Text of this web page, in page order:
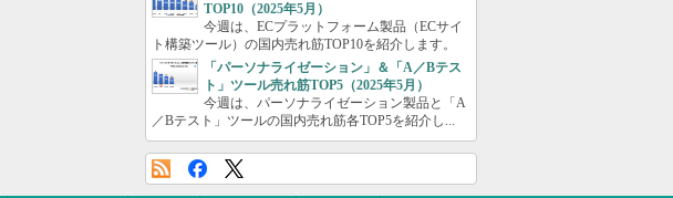
TOP10（2025年5月）
今週は、ECプラットフォーム製品（ECサイ
ト構築ツール）の国内売れ筋TOP10を紹介します。
「パーソナライゼーション」＆「A／Bテス
ト」ツール売れ筋TOP5（2025年5月）
今週は、パーソナライゼーション製品と「A
／Bテスト」ツールの国内売れ筋各TOP5を紹介し...